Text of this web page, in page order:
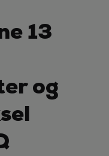
13
og